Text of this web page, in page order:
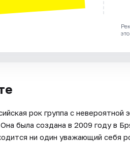
рок группа с
была создана в 2009 году в
ни один уважающий себя